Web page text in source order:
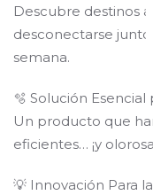
Descubre destinos
desconectarse
semana.
🫧 Solución
Un producto que
eficientes… ¡y
💡 Innovación Para